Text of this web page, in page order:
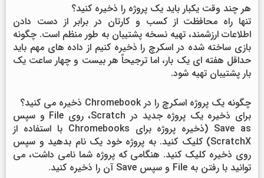
هر چند وقت یکبار باید یک پروژه را ذخیره کنید؟
تنها راه محافظت از کسب و کارتان در برابر از دست دادن
اطلاعات ارزشمند، تهیه نسخه پشتیبان به طور منظم است. چگونه
بازی ساخته شده در اسکرچ را ذخیره کنیم از داده های مهم باید
حداقل هفته ای یک بار، اما ترجیحاً هر بیست و چهار ساعت یک
بار پشتیبان تهیه شود.
چگونه یک پروژه اسکرچ را در Chromebook ذخیره می کنید؟
برای ذخیره یک پروژه جدید در Scratch، روی File و سپس
Save as (ذخیره پروژه برای Chromebooks با استفاده از
ScratchX) کلیک کنید. به پروژه خود یک نام بدهید و سپس
روی ذخیره کلیک کنید. هنگامی که پروژه شما نامی داشت، می
توانید با رفتن به File و سپس Save آن را ذخیره کنید.